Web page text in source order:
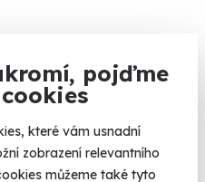
pojďme
které vám usnadní
zobrazení relevantního
můžeme také tyto
10.0
Toyotě
nebo Toyotě GR Yaris